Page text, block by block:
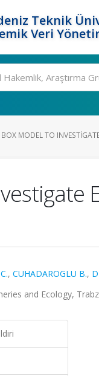
Teknik
Veri
BOX MODEL TO
, CUHADAROGLU B.,
and Ecology,